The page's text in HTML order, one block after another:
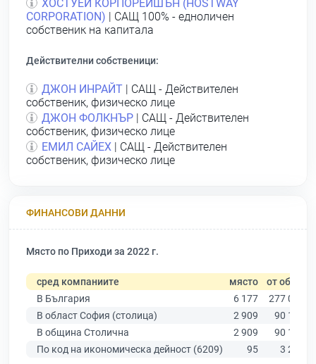
ХОСТУЕЙ КОРПОРЕЙШЪН (НOSTWAY
СORPORATION) | САЩ 100% - едноличен
собственик на капитала
Действителни собственици:
ДЖОН ИНРАЙТ | САЩ - Действителен
собственик, физическо лице
ДЖОН ФОЛКНЪР | САЩ - Действителен
собственик, физическо лице
ЕМИЛ САЙЕХ | САЩ - Действителен
собственик, физическо лице
ФИНАНСОВИ ДАННИ
Място по Приходи за 2022 г.
сред компаниите място от общо
В България
6 177
277 019
В област София (столица)
2 909
90 178
В община Столична
2 909
90 178
По код на икономическа дейност (6209)
95 3 288